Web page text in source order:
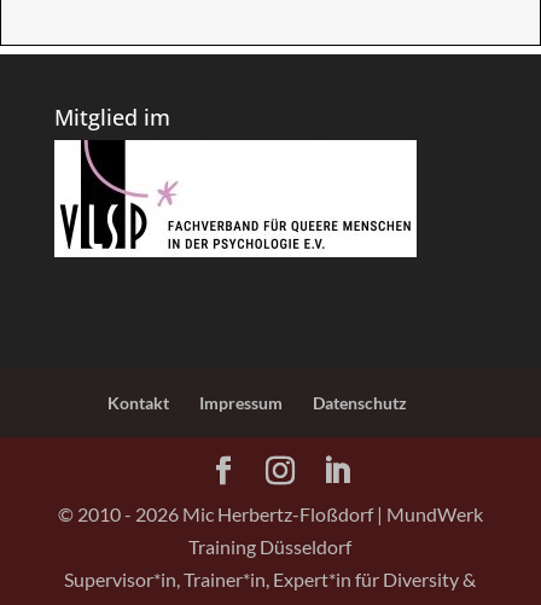
Mitglied im
Kontakt Impressum Datenschutz
© 2010 - 2026Mic Herbertz-Floßdorf | MundWerk
Training Düsseldorf
Supervisor*in, Trainer*in, Expert*in für Diversity &